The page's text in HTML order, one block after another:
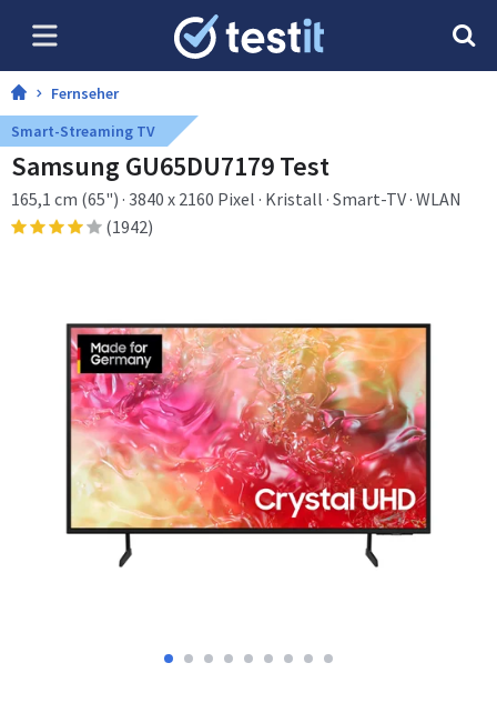
Fernseher
Smart-Streaming TV
Samsung GU65DU7179 Test
165,1 cm (65") · 3840 x 2160 Pixel · Kristall · Smart-TV · WLAN
(1942)